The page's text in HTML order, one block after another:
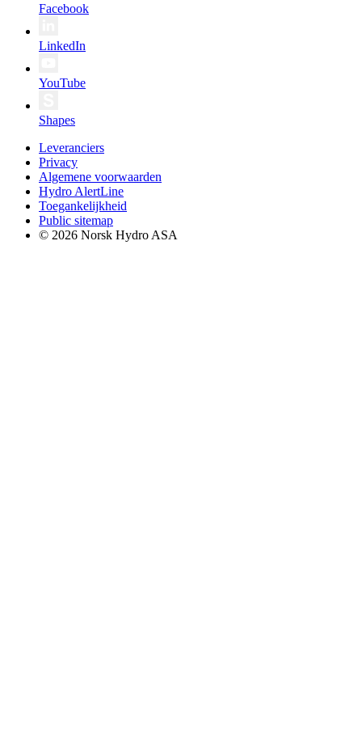
Facebook
LinkedIn
YouTube
Shapes
Leveranciers
Privacy
Algemene voorwaarden
Hydro AlertLine
Toegankelijkheid
Public sitemap
© 2026 Norsk Hydro ASA